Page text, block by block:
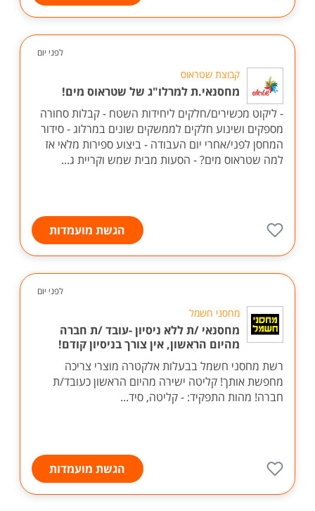
לפני יום
קבוצת שטראוס
מחסנאי.ת למרלו"ג של שטראוס מים!
- ליקוט מכשירים/חלקים ליחידות השטח - קבלות סחורה
מספקים ושינוע חלקים לממשקים שונים במרלוג - סידור
המחסן לפני/אחרי יום העבודה - ביצוע ספירות מלאי אז
למה שטראוס מים? - הסעות מבית שמש וקריית ג...
הגשת מועמדות
לפני יום
מחסני חשמל
מחסנאי /ת ללא ניסיון -עובד /ת חברה
מהיום הראשון, אין צורך בניסיון קודם!
רשת מחסני חשמל בבעלות אלקטרה מוצרי צריכה
מחפשת אותך! קליטה ישירה מהיום הראשון כעובד/ת
חברה! מהות התפקיד: - קליטה, סיד...
הגשת מועמדות